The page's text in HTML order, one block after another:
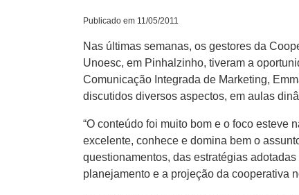
Publicado em 11/05/2011
Nas últimas semanas, os gestores da
Unoesc, em Pinhalzinho, tiveram a
Comunicação Integrada de Marketing,
discutidos diversos aspectos, em aulas
“O conteúdo foi muito bom e o foco esteve
excelente, conhece e domina bem o
questionamentos, das estratégias
planejamento e a projeção da cooperativa